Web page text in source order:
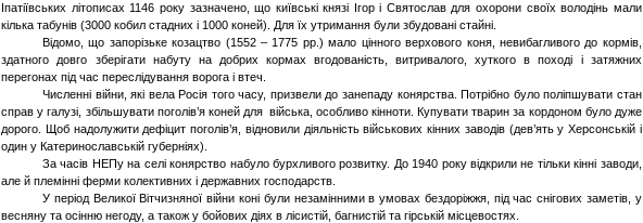
Іпатіївських літописах 1146 року зазначено, що київські князі Ігор і Святослав для охорони своїх володінь мали
кілька табунів (3000 кобил стадних і 1000 коней). Для їх утримання були збудовані стайні.
Відомо, що запорізьке козацтво (1552 – 1775 рр.) мало цінного верхового коня, невибагливого до кормів,
здатного довго зберігати набуту на добрих кормах вгодованість, витривалого, хуткого в поході і затяжних
перегонах під час переслідування ворога і втеч.
Численні війни, які вела Росія того часу, призвели до занепаду конярства. Потрібно було поліпшувати стан
справ у галузі, збільшувати поголів’я коней для війська, особливо кінноти. Купувати тварин за кордоном було дуже
дорого. Щоб надолужити дефіцит поголів’я, відновили діяльність військових кінних заводів (дев’ять у Херсонській і
один у Катеринославській губерніях).
За часів НЕПуна селі конярство набуло бурхливого розвитку. До 1940 року відкрили не тільки кінні заводи,
але й племінні ферми колективних і державних господарств.
У період Великої Вітчизняної війни коні були незамінними в умовах бездоріжжя, під час снігових заметів, у
весняну та осінню негоду, а також у бойових діях в лісистій, багнистій та гірській місцевостях.